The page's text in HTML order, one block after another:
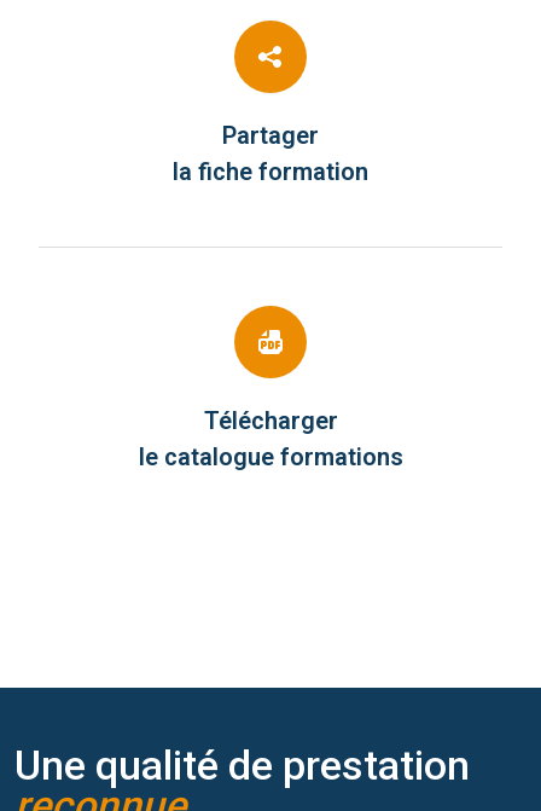
Partager
la fiche formation
Télécharger
le catalogue formations
Une qualité de prestation